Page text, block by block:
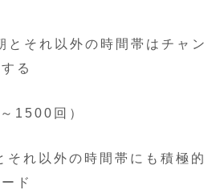
それ以外の時間帯はチャン
る
1500回）
れ以外の時間帯にも積極的
ド